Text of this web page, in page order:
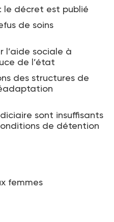
le décret est publié
de soins
l’aide sociale à
de l’état
des structures de
sont insuffisants
de détention
femmes